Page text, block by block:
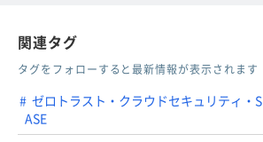
関連タグ
タグをフォローすると最新情報が表示されます
ゼロトラスト・クラウドセキュリティ・S
ASE